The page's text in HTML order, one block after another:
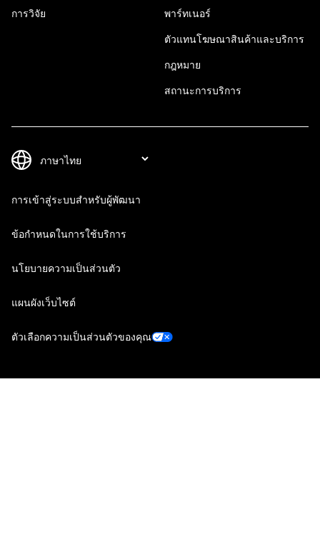
การวิจัย พาร์ทเนอร์
ตัวแทนโฆษณาสินค้าและบริการ
กฎหมาย
สถานะการบริการ
การเข้าสู่ระบบสำหรับผู้พัฒนา
ข้อกำหนดในการใช้บริการ
นโยบายความเป็นส่วนตัว
แผนผังเว็บไซต์
ตัวเลือกความเป็นส่วนตัวของคุณ